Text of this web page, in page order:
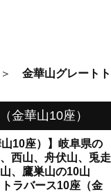
金華山グレートト
金華山10座）
10座）】岐阜県の
西山、舟伏山、兎走
、鷹巣山の10山
ラバース10座（金